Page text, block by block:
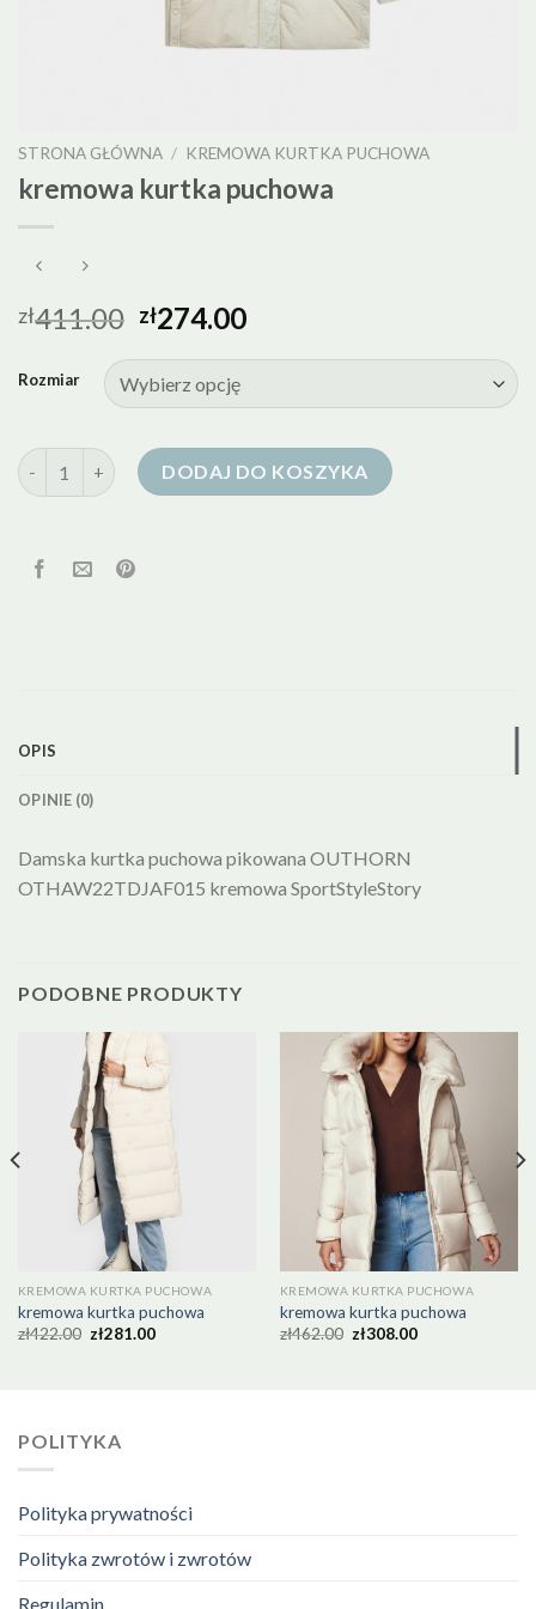
STRONA GŁÓWNA / KREMOWA KURTKA PUCHOWA
kremowa kurtka puchowa
zł411.00 zł274.00
Rozmiar
ilość kremowa kurtka puchowaDODAJ DO KOSZYKA
OPIS
OPINIE (0)
Damska kurtka puchowa pikowana OUTHORN
OTHAW22TDJAF015 kremowa SportStyleStory
PODOBNE PRODUKTY
KREMOWA KURTKA PUCHOWA
kremowa kurtka puchowa
zł422.00 zł281.00
KREMOWA KURTKA PUCHOWA
kremowa kurtka puchowa
zł462.00 zł308.00
POLITYKA
Polityka prywatności
Polityka zwrotów i zwrotów
Regulamin